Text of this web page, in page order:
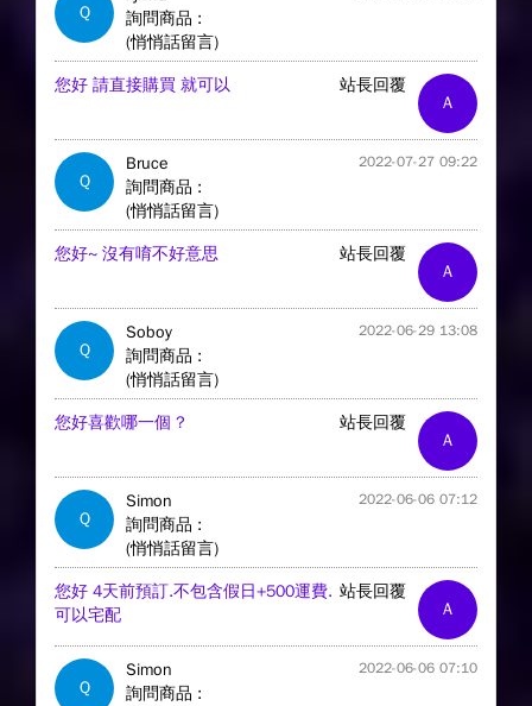
Q
詢問商品 :
(悄悄話留言)
A
站長回覆
您好 請直接購買 就可以
Q
Bruce 2022-07-27 09:22
詢問商品 :
(悄悄話留言)
A
站長回覆
您好~ 沒有唷不好意思
Q
Soboy 2022-06-29 13:08
詢問商品 :
(悄悄話留言)
A
站長回覆
您好喜歡哪一個 ?
Q
Simon 2022-06-06 07:12
詢問商品 :
(悄悄話留言)
A
站長回覆
您好 4天前預訂.不包含假日+500運費.
可以宅配
Q
Simon 2022-06-06 07:10
詢問商品 :